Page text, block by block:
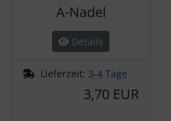
A-Nadel
Details
Lieferzeit: 3-4 Tage
3,70 EUR